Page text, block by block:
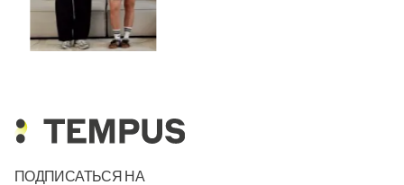
ПОДПИСАТЬСЯ НА